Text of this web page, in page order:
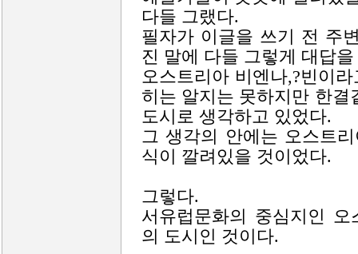
다들 그랬다.
필자가 이글을 쓰기 전 주
진 말에 다들 그렇게 대답
오스트리아 비엔나,?빈이
히는 알지는 못하지만 한결
도시로 생각하고 있었다.
그 생각의 안에는 오스트
식이 깔려있을 것이었다.
그렇다.
서유럽문화의 중심지인
의 도시인 것이다.